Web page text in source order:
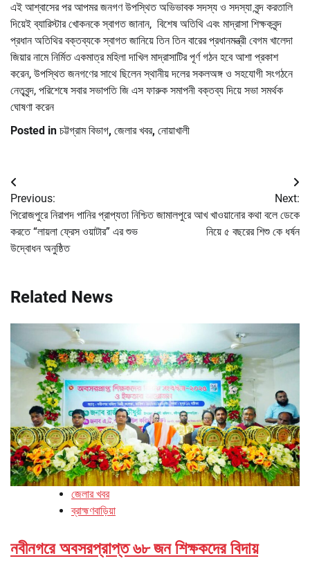
এই আশ্বাসের পর আপমর জনগণ উপস্থিত অভিভাবক সদস্য ও সদস্যা বৃন্দ করতালি
দিয়েই ব্যারিস্টার খোকনকে স্বাগত জানান, বিশেষ অতিথি এবং মাদ্রাসা শিক্ষকবৃন্দ
প্রধান অতিথির বক্তব্যকে স্বাগত জানিয়ে তিন তিন বারের প্রধানমন্ত্রী বেগম খালেদা
জিয়ার নামে নির্মিত একমাত্র মহিলা দাখিল মাদ্রাসাটির পূর্ণ গঠন হবে আশা প্রকাশ
করেন, উপস্থিত জনগণের সাথে ছিলেন স্থানীয় দলের সকলঅঙ্গ ও সহযোগী সংগঠনে
নেতৃবৃন্দ, পরিশেষে সবার সভাপতি জি এস ফারুক সমাপনী বক্তব্য দিয়ে সভা সমর্থক
ঘোষণা করেন
Posted in চট্টগ্রাম বিভাগ, জেলার খবর, নোয়াখালী
Post
navigation
Previous:
পিরোজপুরে নিরাপদ পানির প্রাপ্যতা নিশ্চিত
করতে “লায়লা ফ্রেস ওয়াটার” এর শুভ
উদ্বোধন অনুষ্ঠিত
Next:
জামালপুরে আখ খাওয়ানোর কথা বলে ডেকে
নিয়ে ৫ বছরের শিশু কে ধর্ষন
Related News
জেলার খবর
ব্রাহ্মণবাড়িয়া
নবীনগরে অবসরপ্রাপ্ত ৬৮ জন শিক্ষকদের বিদায়